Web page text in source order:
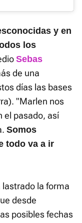
y en
los
Sebas
de una
días las bases
"Marlen nos
el pasado, así
Somos
todo va a ir
la forma
desde
posibles fechas